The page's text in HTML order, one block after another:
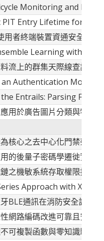
Monitoring and
PIT Entry Lifetime for
用者終端裝置資通安全與防
Learning with
流上的群集天際線查詢方法
Authentication Model
Entrails: Parsing
用於廣告圖片分類與物件
核心之去中心化門禁架構
的後量子密碼學遷徙實做
之機敏系統存取權限控制
Approach with
BLE通訊在消防安全設備
網路編碼改進可靠且安全
可複製函數與零知識驗證